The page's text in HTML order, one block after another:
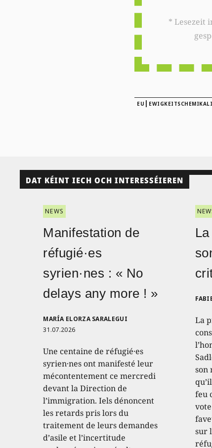
* Lesezeit insgesamt auf
EU |
DAT KÉINT IECH OCH INTERESSÉIEREN
NEWS
Manifestation de
réfugié·es
syrien·nes : « No
delays any more ! »
MARÍA ELORZA SARALEGUI
31.07.2026
Une centaine de réfugié·es
syrien·nes ont manifesté leur
mécontentement ce mercredi
devant la Direction de
l’immigration. Iels dénoncent
les retards pris lors du
traitement de leurs demandes
d’asile et l’incertitude
La
son
feu
sur